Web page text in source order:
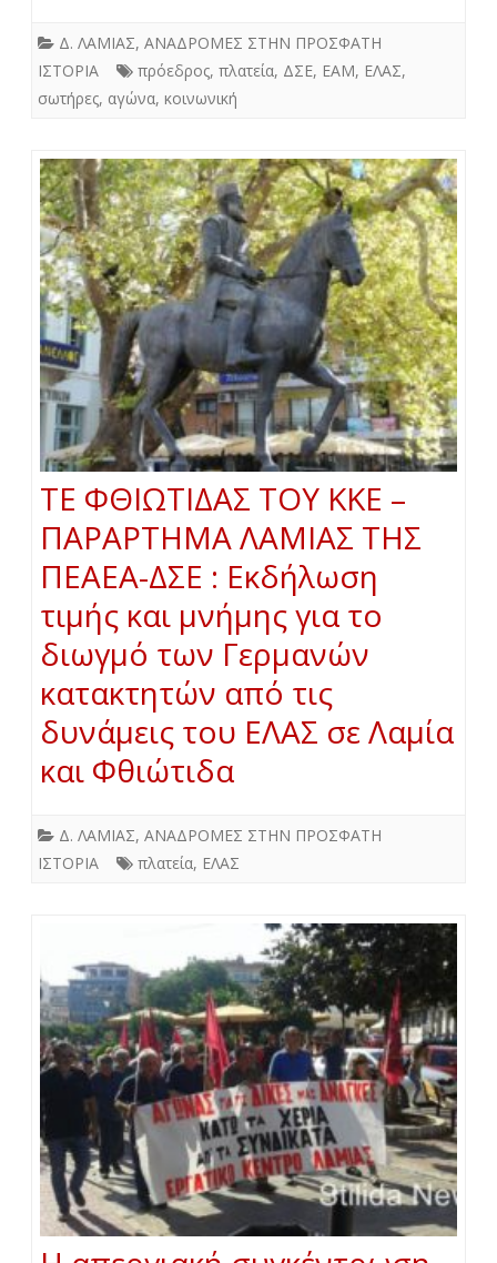
Δ. ΛΑΜΙΑΣ, ΑΝΑΔΡΟΜΕΣ ΣΤΗΝ ΠΡΟΣΦΑΤΗ
ΙΣΤΟΡΙΑ
πρόεδρος, πλατεία, ΔΣΕ, ΕΑΜ, ΕΛΑΣ,
σωτήρες, αγώνα, κοινωνική
ΤΕ ΦΘΙΩΤΙΔΑΣ ΤΟΥ ΚΚΕ –
ΠΑΡΑΡΤΗΜΑ ΛΑΜΙΑΣ ΤΗΣ
ΠΕΑΕΑ-ΔΣΕ : Εκδήλωση
τιμής και μνήμης για το
διωγμό των Γερμανών
κατακτητών από τις
δυνάμεις του ΕΛΑΣ σε Λαμία
και Φθιώτιδα
Δ. ΛΑΜΙΑΣ, ΑΝΑΔΡΟΜΕΣ ΣΤΗΝ ΠΡΟΣΦΑΤΗ
ΙΣΤΟΡΙΑ
πλατεία, ΕΛΑΣ